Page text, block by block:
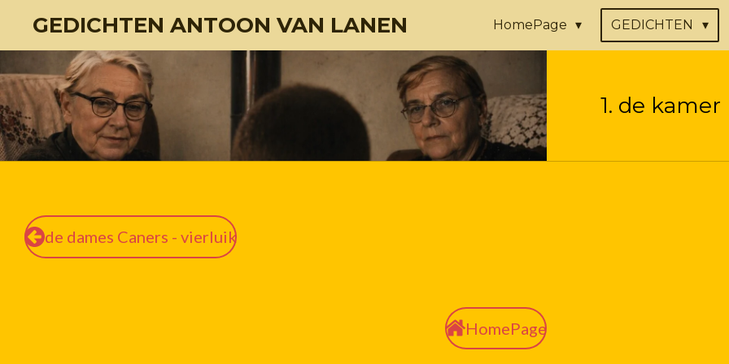
direct
naar
de
hoofdinhoud
GEDICHTEN ANTOON VAN LANEN HomePage GEDICHTEN
1. de kamer
de dames Caners - vierluik
HomePage